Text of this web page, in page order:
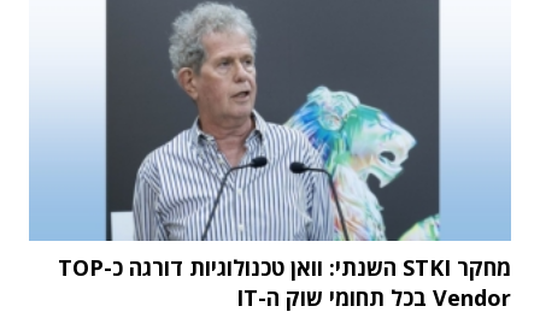
מחקר STKI השנתי: וואן טכנולוגיות דורגה כ-TOP
Vendor בכל תחומי שוק ה-IT